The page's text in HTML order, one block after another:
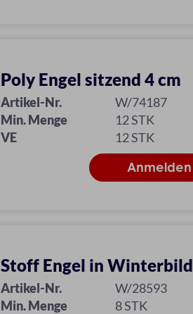
Poly Engel sitzend 4 cm
Artikel-Nr.
W/74187
Min. Menge
12 STK
VE
12 STK
Stoff Engel in Winterbild
Artikel-Nr.
W/28593
Min. Menge
8 STK